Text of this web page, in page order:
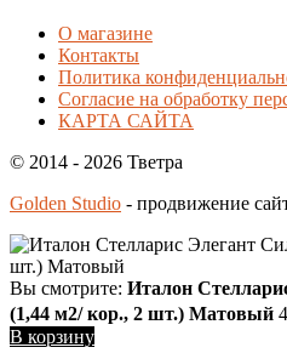
О магазине
Контакты
Политика
Согласие на обработку
КАРТА САЙТА
© 2014 - 2026 Тветра
Golden Studio - продвижение
Вы смотрите: Италон
(1,44 м2/ кор., 2 шт.) Матовый
В корзину